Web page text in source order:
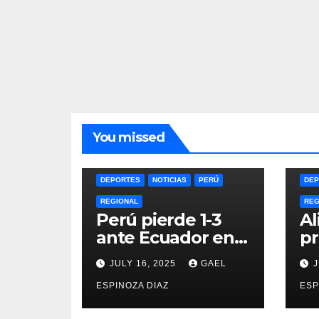
You missed
DEPORTES NOTICIAS PERÚ
REGIONAL
Perú pierde 1-3
ante Ecuador en
la Copa América
Femenina y lidera
el Grupo A
JULY 16, 2025 GAEL
ESPINOZA DIAZ
la